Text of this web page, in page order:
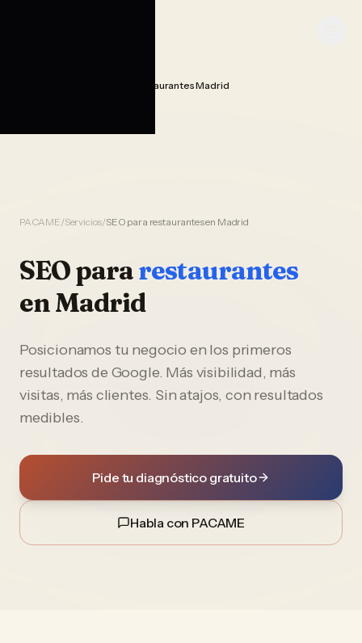
Seo Posicionamiento Restaurantes Madrid
PACAME/Servicios/SEO para restaurantes en Madrid
SEOpararestaurantes
enMadrid
Posicionamos tu negocio en los primeros
resultados de Google. Más visibilidad, más
visitas, más clientes. Sin atajos, con resultados
medibles.
Pide tu diagnóstico gratuito
Habla con PACAME